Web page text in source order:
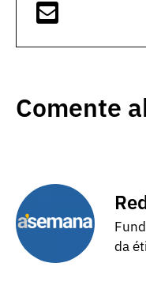
Comente
da